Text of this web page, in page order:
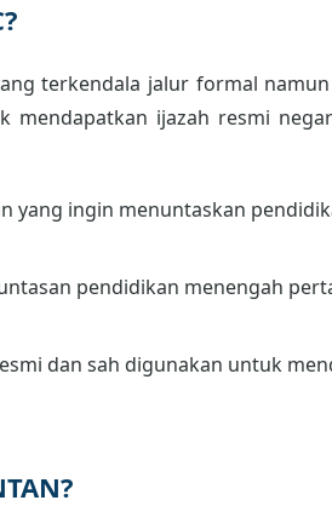
terkendala jalur formal
mendapatkan ijazah resmi
yang ingin menuntaskan
pendidikan menengah
dan sah digunakan untuk